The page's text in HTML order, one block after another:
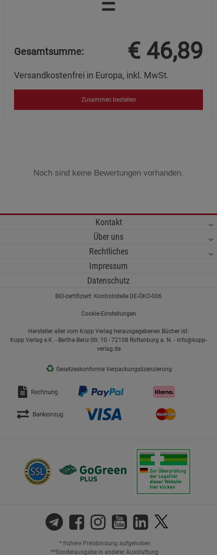
Gesamtsumme: € 46,89
Versandkostenfrei in Europa, inkl. MwSt.
Zusammen bestellen
Noch sind keine Bewertungen vorhanden.
Kontakt
Über uns
Rechtliches
Impressum
Datenschutz
BIO-zertifiziert: Kontrollstelle DE-ÖKO-006
Cookie-Einstellungen
Hersteller aller vom Kopp Verlag herausgegebenen Bücher ist:
Kopp Verlag e.K. - Bertha-Benz-Str. 10 - 72108 Rottenburg a. N. - info@kopp-
verlag.de
♻ Gesetzeskonforme Verpackungslizenzierung
* frühere Preisbindung aufgehoben
**Sonderausgabe in anderer Ausstattung